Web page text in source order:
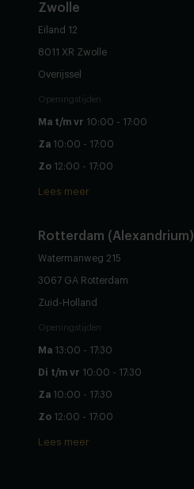
Zwolle
Eiland 12
8011 XR Zwolle
Overijssel
Openingstijden
Ma t/m vr 10:00 - 17:00
Za 10:00 - 17:00
Zo 12:00 - 17:00
Lees meer
Rotterdam (Alexandrium)
Watermanweg 215
3067 GA Rotterdam
Zuid-Holland
Openingstijden
Ma 13:00 - 17:30
Di t/m vr 10:00 - 17:30
Za 10:00 - 17:30
Zo 12:00 - 17:00
Lees meer